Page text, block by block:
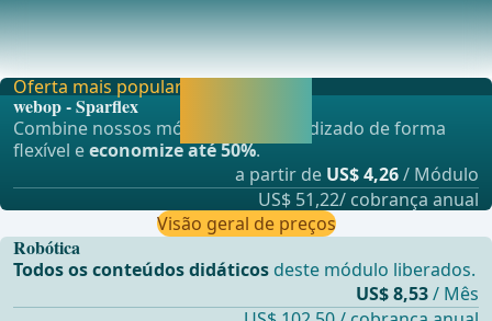
NCT04888117 Estudo Prospectivo Multic&#xEA;ntrico de
Resultados de Curto Prazo Ap&#xF3;s Colecistec
Oferta mais popular
webop - Sparflex
Combine nossos módulos de aprendizado de forma
flexível eeconomize até 50%.
a partir de US$ 4,26/ Módulo
US$ 51,22/ cobrança anual
Visão geral de preços
Robótica
Todos os conteúdos didáticos deste módulo liberados.
US$ 8,53/ Mês